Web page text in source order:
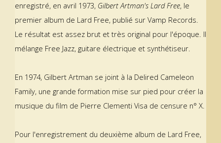
enregistré, en avril 1973, Gilbert Artman's Lard Free, le
premier album de Lard Free, publié sur Vamp Records.
Le résultat est assez brut et très original pour l'époque. Il
mélange Free Jazz, guitare électrique et synthétiseur.
En 1974, Gilbert Artman se joint à la Delired Cameleon
Family, une grande formation mise sur pied pour créer la
musique du film de Pierre Clementi Visa de censure n° X.
Pour l'enregistrement du deuxième album de Lard Free,